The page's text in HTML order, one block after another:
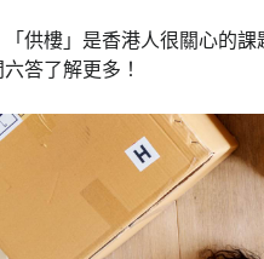
「供樓」是香港人很關心的
答了解更多！